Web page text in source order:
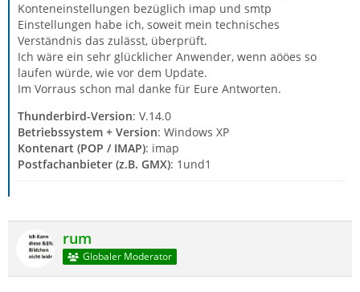
Konteneinstellungen bezüglich imap und smtp
Einstellungen habe ich, soweit mein technisches
Verständnis das zulässt, überprüft.
Ich wäre ein sehr glücklicher Anwender, wenn aööes so
laufen würde, wie vor dem Update.
Im Vorraus schon mal danke für Eure Antworten.
Thunderbird-Version: V.14.0
Betriebssystem + Version: Windows XP
Kontenart (POP / IMAP): imap
Postfachanbieter (z.B. GMX): 1und1
rum
Globaler Moderator